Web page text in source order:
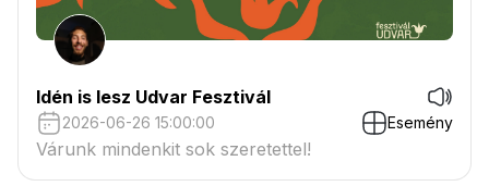
Idén is lesz Udvar Fesztivál
2026-06-26 15:00:00 Esemény
Várunk mindenkit sok szeretettel!